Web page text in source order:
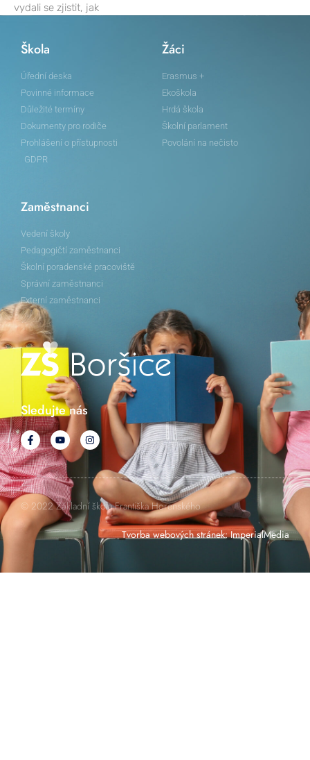
vydali se zjistit, jak
Škola
Úřední deska
Povinné informace
Důležité termíny
Dokumenty pro rodiče
Prohlášení o přístupnosti
GDPR
Žáci
Erasmus +
Ekoškola
Hrdá škola
Školní parlament
Povolání na nečisto
Zaměstnanci
Vedení školy
Pedagogičtí zaměstnanci
Školní poradenské pracoviště
Správní zaměstnanci
Externí zaměstnanci
Sledujte nás
© 2022 Základní škola Františka Horenského
Tvorba webových stránek:ImperialMedia